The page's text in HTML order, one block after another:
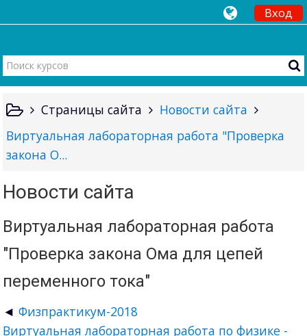
Вход
Страницы сайта
Новости сайта
Виртуальная лабораторная работа "Проверка
закона О...
Новости сайта
Виртуальная лабораторная работа
"Проверка закона Ома для цепей
переменного тока"
Физпрактикум-2018
Виртуальная лабораторная работа по физике -